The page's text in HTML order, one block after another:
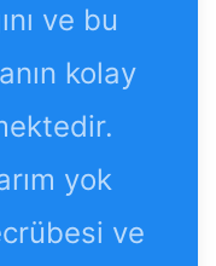
ve bu
kolay
yok
ve